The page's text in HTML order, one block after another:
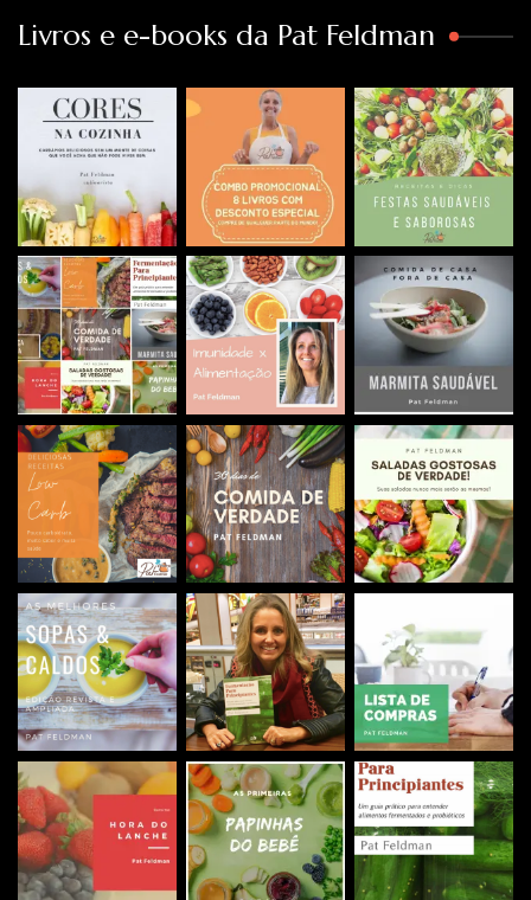
Livros e e-books da Pat Feldman